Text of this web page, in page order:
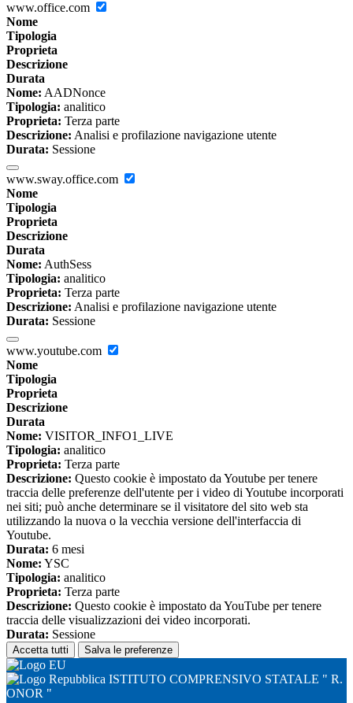
www.office.com
Nome
Tipologia
Proprieta
Descrizione
Durata
Nome: AADNonce
Tipologia: analitico
Proprieta: Terza parte
Descrizione: Analisi e profilazione navigazione utente
Durata: Sessione
www.sway.office.com
Nome
Tipologia
Proprieta
Descrizione
Durata
Nome: AuthSess
Tipologia: analitico
Proprieta: Terza parte
Descrizione: Analisi e profilazione navigazione utente
Durata: Sessione
www.youtube.com
Nome
Tipologia
Proprieta
Descrizione
Durata
Nome: VISITOR_INFO1_LIVE
Tipologia: analitico
Proprieta: Terza parte
Descrizione: Questo cookie è impostato da Youtube per tenere
traccia delle preferenze dell'utente per i video di Youtube incorporati
nei siti; può anche determinare se il visitatore del sito web sta
utilizzando la nuova o la vecchia versione dell'interfaccia di
Youtube.
Durata: 6 mesi
Nome: YSC
Tipologia: analitico
Proprieta: Terza parte
Descrizione: Questo cookie è impostato da YouTube per tenere
traccia delle visualizzazioni dei video incorporati.
Durata: Sessione
Accetta tutti Salva le preferenze
ISTITUTO COMPRENSIVO STATALE " R.
ONOR "